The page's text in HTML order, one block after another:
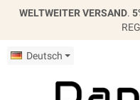
WELTWEITER VERSAND.
Deutsch